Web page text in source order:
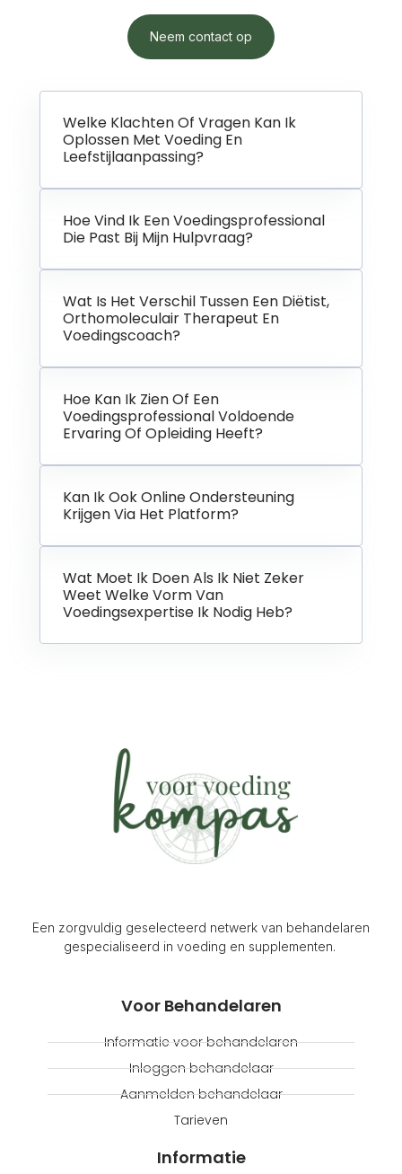
Neem contact op
Welke Klachten Of Vragen Kan Ik
Oplossen Met Voeding En
Leefstijlaanpassing?
Hoe Vind Ik Een Voedingsprofessional
Die Past Bij Mijn Hulpvraag?
Wat Is Het Verschil Tussen Een Diëtist,
Orthomoleculair Therapeut En
Voedingscoach?
Hoe Kan Ik Zien Of Een
Voedingsprofessional Voldoende
Ervaring Of Opleiding Heeft?
Kan Ik Ook Online Ondersteuning
Krijgen Via Het Platform?
Wat Moet Ik Doen Als Ik Niet Zeker
Weet Welke Vorm Van
Voedingsexpertise Ik Nodig Heb?
Een zorgvuldig geselecteerd netwerk van behandelaren
gespecialiseerd in voeding en supplementen.
Voor Behandelaren
Informatie voor behandelaren
Inloggen behandelaar
Aanmelden behandelaar
Tarieven
Informatie